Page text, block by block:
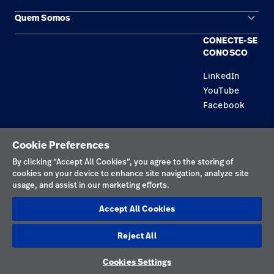
Produtos
Contato
Quem Somos keyboard_arrow_down
CONECTE-SE
CONOSCO
LinkedIn
YouTube
Facebook
Política de privacidade
Termos de uso
Preferências de cookies
Divulgações responsáveis
Preferências de cookies
Brasil
Cookie Preferences
By clicking “Accept All Cookies”, you agree to the storing of
cookies on your device to enhance site navigation, analyze site
usage, and assist in our marketing efforts.
Accept All Cookies
Reject All
Cookies Settings